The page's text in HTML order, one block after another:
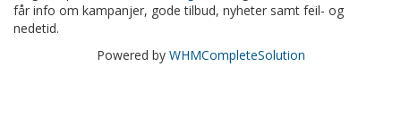
får info om kampanjer, gode tilbud, nyheter samt feil- og
nedetid.
Powered by WHMCompleteSolution